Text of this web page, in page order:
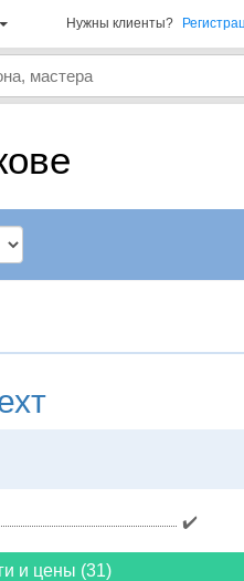
Нужны клиенты?
✔️
и цены (31)